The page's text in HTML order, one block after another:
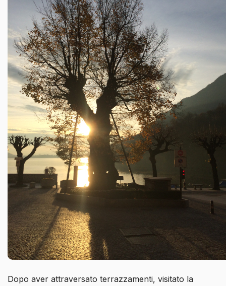
Dopo aver attraversato terrazzamenti, visitato la